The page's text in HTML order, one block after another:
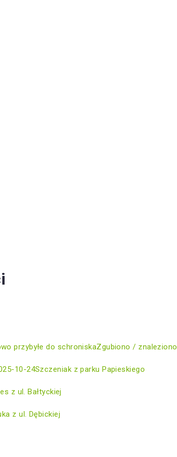
przybyłe do schroniskaZgubiono / znaleziono
10-24Szczeniak z parku Papieskiego
z ul. Bałtyckiej
z ul. Dębickiej